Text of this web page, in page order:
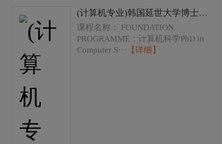
(计算机专业)韩国延世大学博士学位课程费用以及学费
课程名称： FOUNDATION
PROGRAMME：计算机科学PhD in
Computer S···
【详细】